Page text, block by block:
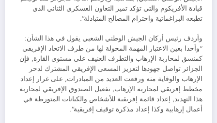
قيادة الأفريكوم والتي تؤكد تميز التعاون العسكري الثنائي الذي
تطبعه البراغماتية واحترام المصالح المتبادلة”.
وأردف رئيس أركان الجيش الوطني الشعبي يقول في هذا الشأن:
“وأخذا بعين الاعتبار المهمة المخولة لها من طرف الاتحاد الإفريقي
كمنسق لمحاربة الإرهاب والتطرف العنيف على مستوى القارة, فإن
الجزائر تواصل جهودها لتعزيز المسعى الإفريقي المشترك لدحر
الإرهاب والوقاية منه ورفعت العديد من المبادرات, على غرار إعداد
مخطط إفريقي لمحاربة الإرهاب, تفعيل الصندوق الإفريقي لمحاربة
هذا التهديد, إعداد قائمة إفريقية للأشخاص والكيانات المتورطة في
أعمال إرهابية وكذا إعداد مذكرة توقيف إفريقية”.